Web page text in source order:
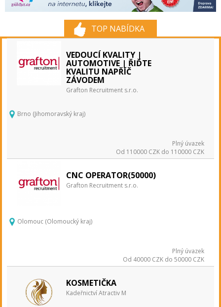
TOP NABÍDKA
VEDOUCÍ KVALITY |
AUTOMOTIVE | ŘIĎTE
KVALITU NAPŘÍČ
ZÁVODEM
Grafton Recruitment s.r.o.
Brno (Jihomoravský kraj)
Plný úvazek
Od 110000 CZK do 110000 CZK
CNC OPERATOR(50000)
Grafton Recruitment s.r.o.
Olomouc (Olomoucký kraj)
Plný úvazek
Od 40000 CZK do 50000 CZK
KOSMETIČKA
Kadeřnictví Atractiv M